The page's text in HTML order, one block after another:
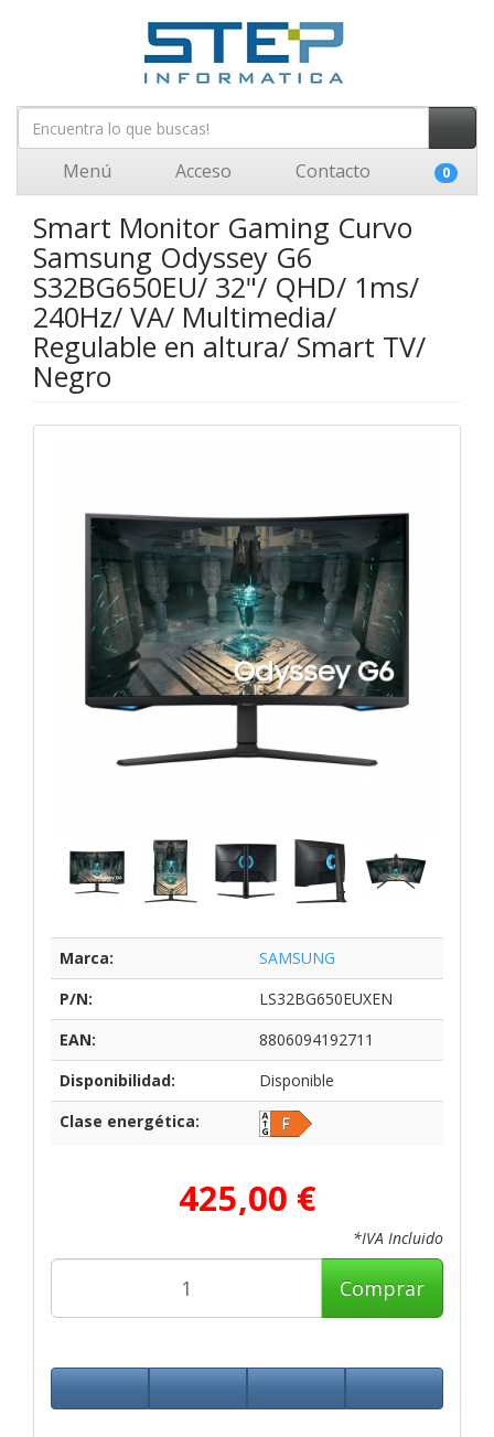
Menú Acceso Contacto 0
Smart Monitor Gaming Curvo
Samsung Odyssey G6
S32BG650EU/ 32"/ QHD/ 1ms/
240Hz/ VA/ Multimedia/
Regulable en altura/ Smart TV/
Negro
Marca:
SAMSUNG
P/N:
LS32BG650EUXEN
EAN:
8806094192711
Disponibilidad:
Disponible
Clase energética:
425,00 €
*IVA Incluido
Comprar